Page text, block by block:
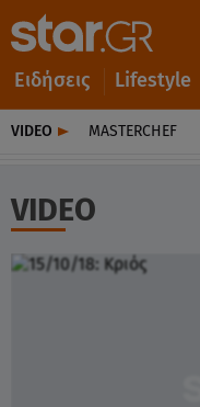
Ειδήσεις Lifestyle
VIDEO MASTERCHEF
VIDEO